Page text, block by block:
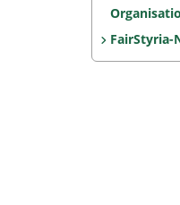
FairStyria-